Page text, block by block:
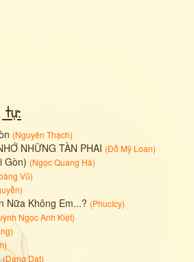
tự:
(Nguyên Thạch)
NHỮNG TÀN PHAI (Đỗ Mỹ Loan)
Gòn) (Ngọc Quang Hà)
Vũ)
)
Nữa Không Em...? (PhucIcy)
Ngọc Anh Kiệt)
)
)
(Dang Dat)